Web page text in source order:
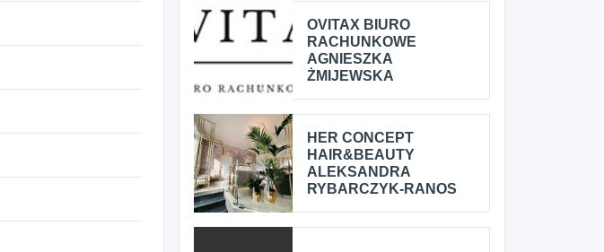
OVITAX BIURO
RACHUNKOWE
AGNIESZKA
ŻMIJEWSKA
HER CONCEPT
HAIR&BEAUTY
ALEKSANDRA
RYBARCZYK-RANOS